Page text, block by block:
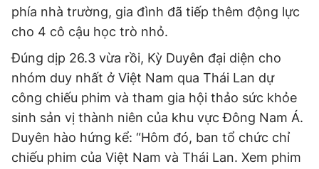
phía nhà trường, gia đình đã tiếp thêm động lực
cho 4 cô cậu học trò nhỏ.
Đúng dịp 26.3 vừa rồi, Kỳ Duyên đại diện cho
nhóm duy nhất ở Việt Nam qua Thái Lan dự
công chiếu phim và tham gia hội thảo sức khỏe
sinh sản vị thành niên của khu vực Đông Nam Á.
Duyên hào hứng kể: “Hôm đó, ban tổ chức chỉ
chiếu phim của Việt Nam và Thái Lan. Xem phim